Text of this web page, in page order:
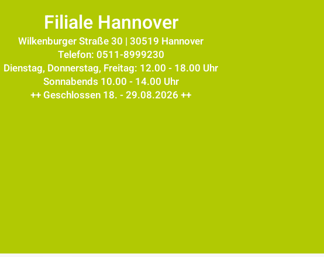
Filiale Hannover
Wilkenburger Straße 30 | 30519 Hannover
Telefon: 0511-8999230
Dienstag, Donnerstag, Freitag: 12.00 - 18.00 Uhr
Sonnabends 10.00 - 14.00 Uhr
++ Geschlossen 18. - 29.08.2026 ++